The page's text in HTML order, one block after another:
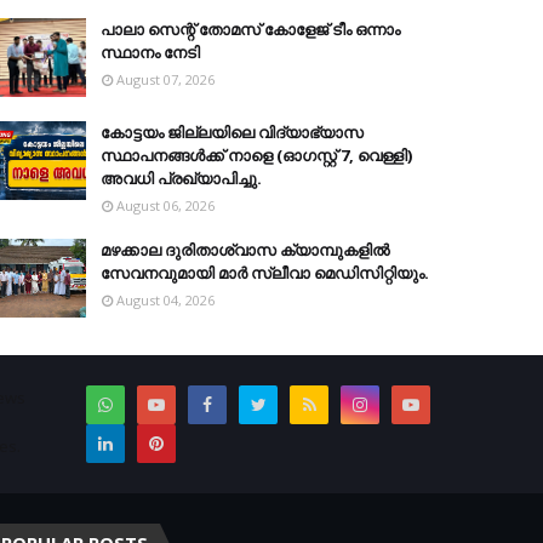
പാലാ സെന്റ് തോമസ് കോളേജ് ടീം ഒന്നാം
സ്ഥാനം നേടി
August 07, 2026
കോട്ടയം ജില്ലയിലെ വിദ്യാഭ്യാസ
സ്ഥാപനങ്ങള്‍ക്ക് നാളെ (ഓഗസ്റ്റ് 7, വെള്ളി)
അവധി പ്രഖ്യാപിച്ചു.
August 06, 2026
മഴക്കാല ദുരിതാശ്വാസ ക്യാമ്പുകളിൽ
സേവനവുമായി മാർ സ്ലീവാ മെഡിസിറ്റിയും.
August 04, 2026